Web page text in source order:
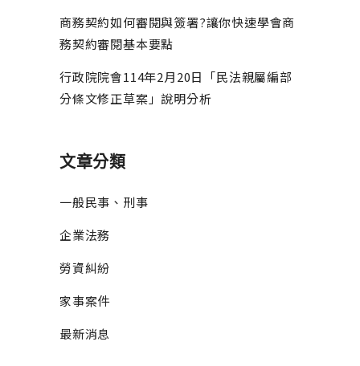
商務契約如何審閱與簽署?讓你快速學會商
務契約審閱基本要點
行政院院會114年2月20日「民法親屬編部
分條文修正草案」說明分析
文章分類
一般民事、刑事
企業法務
勞資糾紛
家事案件
最新消息